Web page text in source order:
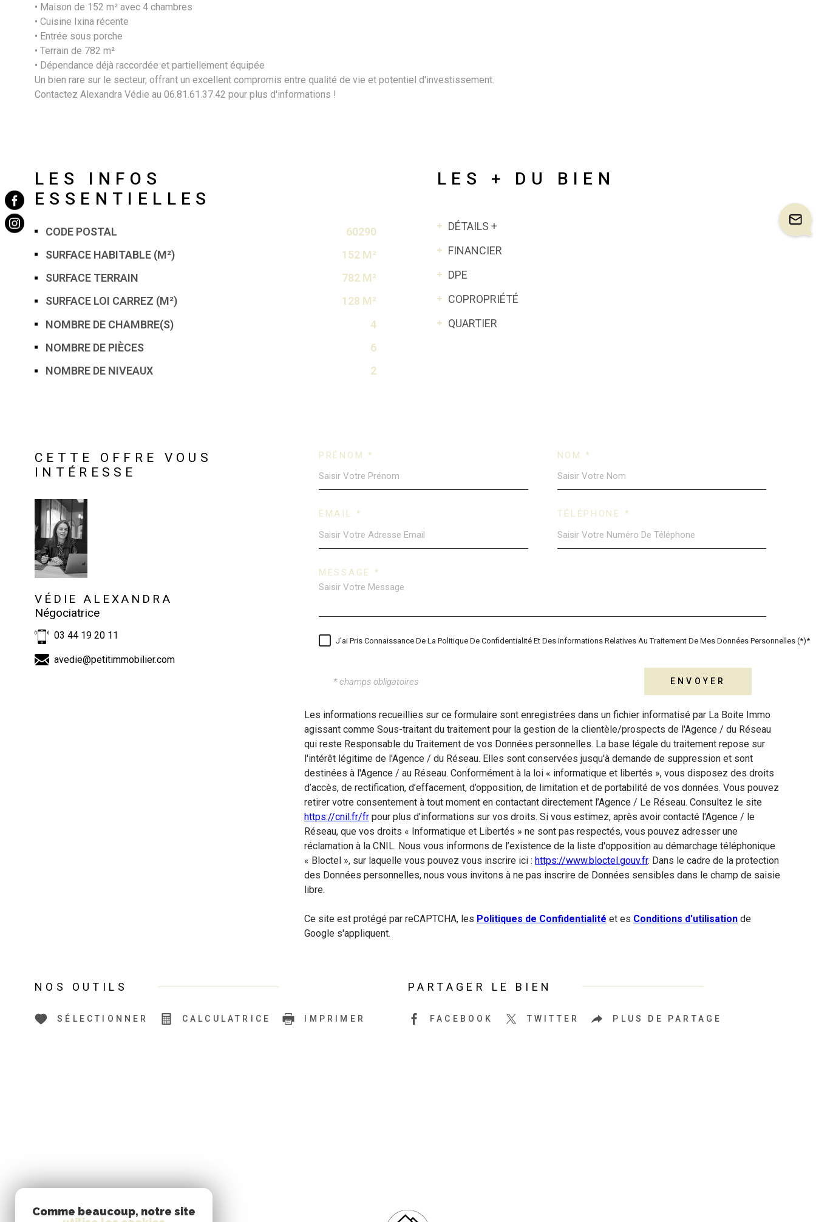
• Maison de 152 m² avec 4 chambres
• Cuisine Ixina récente
• Entrée sous porche
• Terrain de 782 m²
• Dépendance déjà raccordée et partiellement équipée
Un bien rare sur le secteur, offrant un excellent compromis entre qualité de vie et potentiel d'investissement.
Contactez Alexandra Védie au 06.81.61.37.42 pour plus d'informations !
LES INFOS
ESSENTIELLES
Caractérisque Valeurs
CODE POSTAL
60290
SURFACE HABITABLE (M²)
152 M²
SURFACE TERRAIN
782 M²
SURFACE LOI CARREZ (M²)
128 M²
NOMBRE DE CHAMBRE(S)
4
NOMBRE DE PIÈCES
6
NOMBRE DE NIVEAUX
2
LES + DU BIEN
DÉTAILS +
FINANCIER
DPE
COPROPRIÉTÉ
QUARTIER
CETTE OFFRE VOUS
INTÉRESSE
VÉDIE ALEXANDRA
Négociatrice
03 44 19 20 11
avedie@petitimmobilier.com
PRÉNOM * NOM *
EMAIL * TÉLÉPHONE *
MESSAGE *
J'ai Pris Connaissance De La Politique De Confidentialité Et Des Informations Relatives Au Traitement De Mes Données Personnelles (*)*
* champs obligatoires ENVOYER
Les informations recueillies sur ce formulaire sont enregistrées dans un fichier informatisé par La Boite Immo
agissant comme Sous-traitant du traitement pour la gestion de la clientèle/prospects de l'Agence / du Réseau
qui reste Responsable du Traitement de vos Données personnelles. La base légale du traitement repose sur
l'intérêt légitime de l'Agence / du Réseau. Elles sont conservées jusqu'à demande de suppression et sont
destinées à l'Agence / au Réseau. Conformément à la loi « informatique et libertés », vous disposez des droits
d’accès, de rectification, d’effacement, d’opposition, de limitation et de portabilité de vos données. Vous pouvez
retirer votre consentement à tout moment en contactant directement l’Agence / Le Réseau. Consultez le site
https://cnil.fr/fr pour plus d’informations sur vos droits. Si vous estimez, après avoir contacté l'Agence / le
Réseau, que vos droits « Informatique et Libertés » ne sont pas respectés, vous pouvez adresser une
réclamation à la CNIL. Nous vous informons de l’existence de la liste d'opposition au démarchage téléphonique
« Bloctel », sur laquelle vous pouvez vous inscrire ici : https://www.bloctel.gouv.fr. Dans le cadre de la protection
des Données personnelles, nous vous invitons à ne pas inscrire de Données sensibles dans le champ de saisie
libre.
Ce site est protégé par reCAPTCHA, les Politiques de Confidentialité et es Conditions d'utilisation de
Google s'appliquent.
NOS OUTILS
SÉLECTIONNER CALCULATRICE IMPRIMER
PARTAGER LE BIEN
FACEBOOK TWITTER PLUS DE PARTAGE
Comme beaucoup, notre site